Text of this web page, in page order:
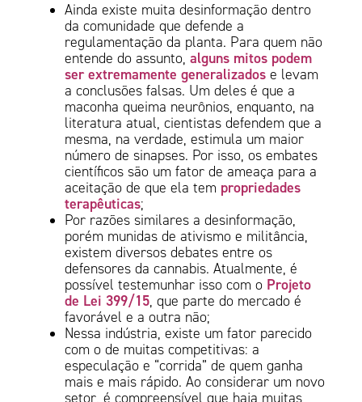
Ainda existe muita desinformação dentro
da comunidade que defende a
regulamentação da planta. Para quem não
entende do assunto,alguns mitos podem
ser extremamente generalizados e levam
a conclusões falsas. Um deles é que a
maconha queima neurônios, enquanto, na
literatura atual, cientistas defendem que a
mesma, na verdade, estimula um maior
número de sinapses. Por isso, os embates
científicos são um fator de ameaça para a
aceitação de que ela tem propriedades
terapêuticas;
Por razões similares a desinformação,
porém munidas de ativismo e militância,
existem diversos debates entre os
defensores da cannabis. Atualmente, é
possível testemunhar isso com o Projeto
de Lei 399/15, que parte do mercado é
favorável e a outra não;
Nessa indústria, existe um fator parecido
com o de muitas competitivas: a
especulação e “corrida” de quem ganha
mais e mais rápido. Ao considerar um novo
setor, é compreensível que haja muitas